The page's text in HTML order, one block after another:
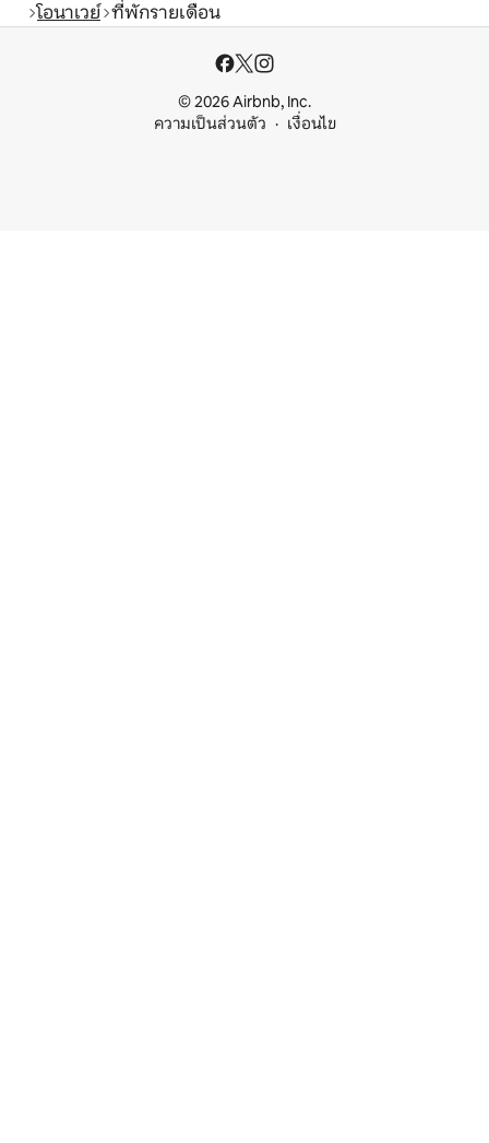
โอนาเวย์ ที่พักรายเดือน
© 2026 Airbnb, Inc.
ความเป็นส่วนตัว
เงื่อนไข